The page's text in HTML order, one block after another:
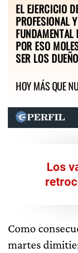
EL EJERCICIO
PROFESIONAL
POR ESO
SER LOS
HOY MÁS QUE
Los
Como
martes